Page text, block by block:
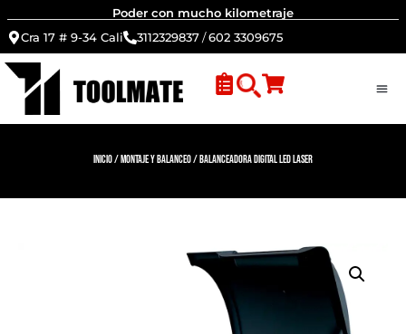
Poder con mucho kilometraje
Cra 17 # 9-34 Cali
3112329837/602 3309675
Inicio/ Montaje y Balanceo/ Balanceadora digital LED Laser